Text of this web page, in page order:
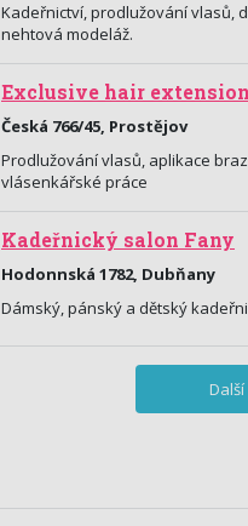
Kadeřnictví, prodlužování vlasů,
nehtová modeláž.
Exclusive hair
Česká 766/45, Prostějov
Prodlužování vlasů, aplikace
vlásenkářské práce
Kadeřnický salon Fany
Hodonnská 1782, Dubňany
Dámský, pánský a dětský